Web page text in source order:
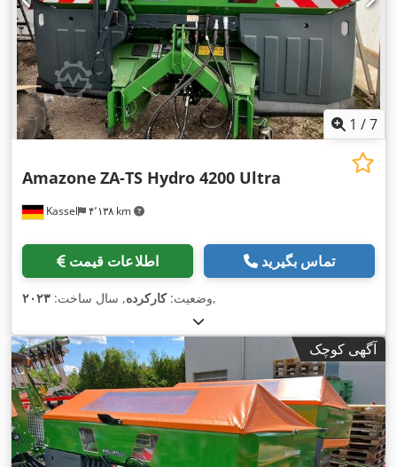
1 /7
Kassel ۴٬۱۳۸ km
Amazone ZA-TS Hydro 4200 Ultra
اطلاعات قیمت تماس بگیرید
وضعیت:کارکرده, سال ساخت: ۲۰۲۳ ,
آگهی کوچک